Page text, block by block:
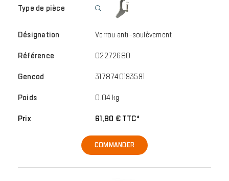
Verrou anti-soulèvement
02272680
3178740193591
0.04 kg
61,80 € TTC*
COMMANDER